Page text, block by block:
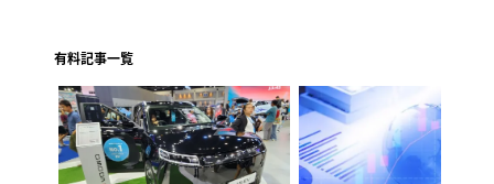
有料記事一覧